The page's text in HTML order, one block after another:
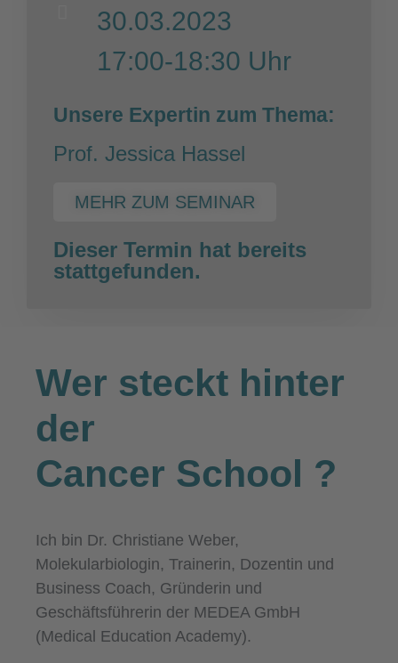
30.03.2023
17:00-18:30 Uhr
Unsere Expertin zum Thema:
Prof. Jessica Hassel
MEHR ZUM SEMINAR
Dieser Termin hat bereits
stattgefunden.
Wer steckt hinter
der
Cancer School ?
Ich bin Dr. Christiane Weber,
Molekularbiologin, Trainerin, Dozentin und
Business Coach, Gründerin und
Geschäftsführerin der MEDEA GmbH
(Medical Education Academy).